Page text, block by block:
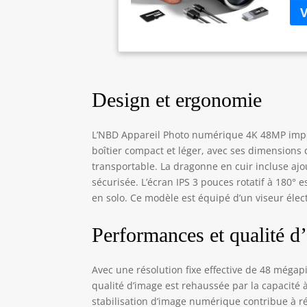
en
les
Design et ergonomie
L’NBD Appareil Photo numérique 4K 48MP
boîtier compact et léger, avec ses
transportable. La dragonne en cuir incluse
sécurisée. L’écran IPS 3 pouces rotatif à
en solo. Ce modèle est équipé d’un viseur
Performances et qualité
Avec une résolution fixe effective de 48
qualité d’image est rehaussée par la capacité
stabilisation d’image numérique contribue à